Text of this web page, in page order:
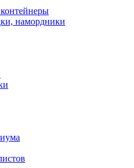
намордники